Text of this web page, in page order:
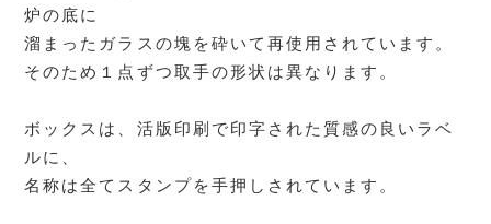
炉の底に
溜まったガラスの塊を砕いて再使用されています。
そのため１点ずつ取手の形状は異なります。
ボックスは、活版印刷で印字された質感の良いラベ
ルに、
名称は全てスタンプを手押しされています。